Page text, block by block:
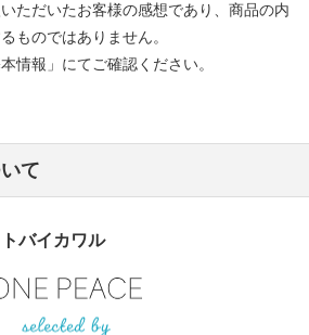
ただいたお客様の感想であり、商品の内
ものではありません。
情報」にてご確認ください。
て
バイカワル